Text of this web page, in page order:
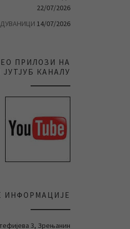
22/07/2026
14/07/2026
ПРИЛОЗИ НА
КАНАЛУ
ИНФОРМАЦИЈЕ
3, Зрењанин